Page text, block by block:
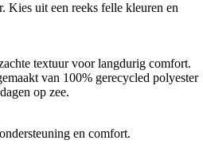
Kies uit een reeks felle kleuren en
textuur voor langdurig comfort.
van 100% gerecycled polyester
op zee.
en comfort.